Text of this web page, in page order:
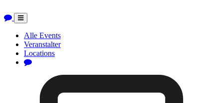
Toggle
navigation
Alle Events
Veranstalter
Locations